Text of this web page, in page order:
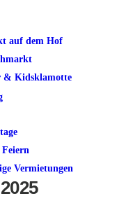
auf dem Hof
& Kidsklamotte
Vermietungen
3